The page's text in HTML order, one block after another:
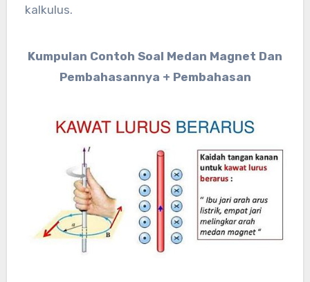
kalkulus.
Kumpulan Contoh Soal Medan Magnet Dan
Pembahasannya + Pembahasan